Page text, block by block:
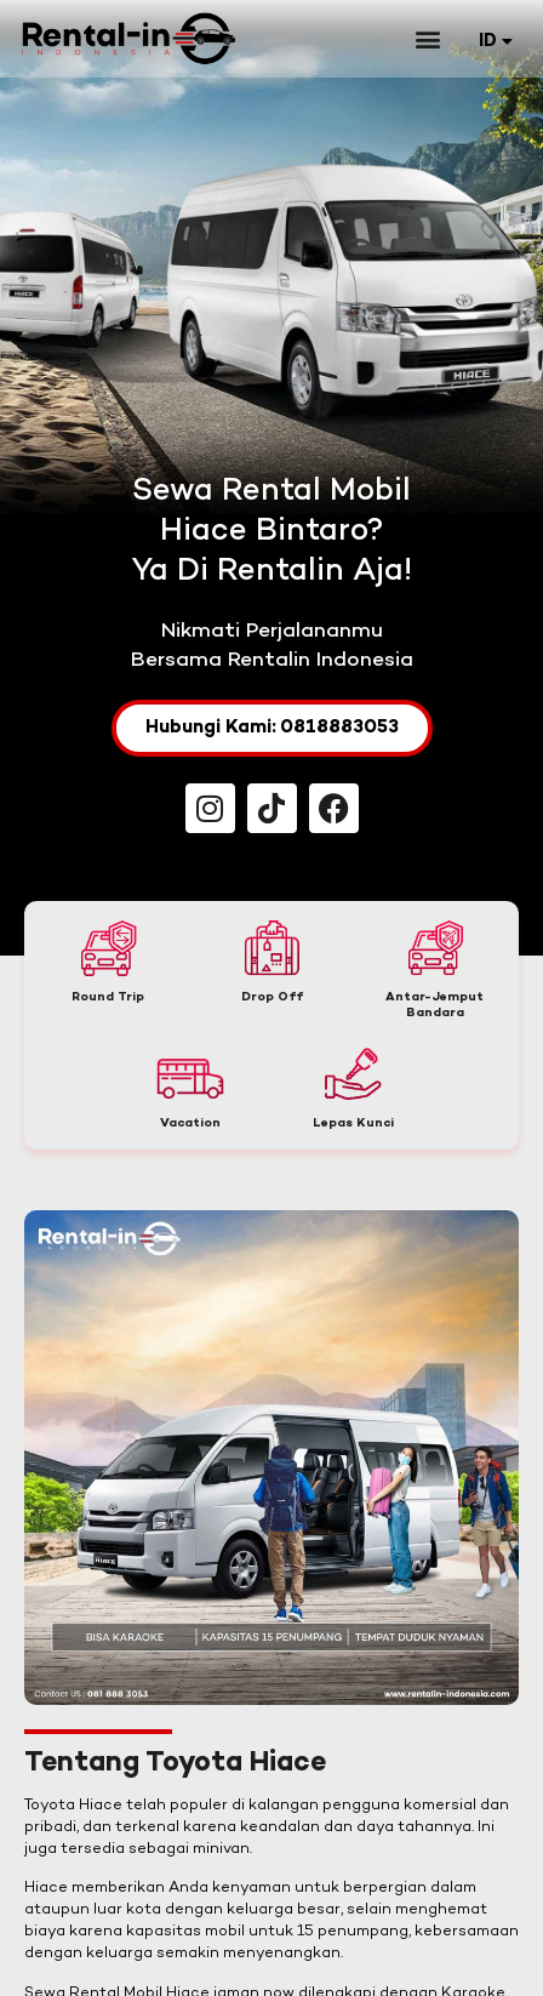
ID
EN
Sewa Rental Mobil
Hiace Bintaro?
Ya Di Rentalin Aja!
Nikmati Perjalananmu
Bersama Rentalin Indonesia
Hubungi Kami: 0818883053
Round Trip Drop Off
Antar-Jemput
Bandara
Vacation Lepas Kunci
Tentang Toyota Hiace
Toyota Hiace telah populer di kalangan pengguna komersial dan
pribadi, dan terkenal karena keandalan dan daya tahannya. Ini
juga tersedia sebagai minivan.
Hiace memberikan Anda kenyaman untuk berpergian dalam
ataupun luar kota dengan keluarga besar, selain menghemat
biaya karena kapasitas mobil untuk 15 penumpang, kebersamaan
dengan keluarga semakin menyenangkan.